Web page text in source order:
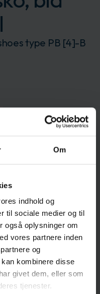
Om
indhold og
til sociale medier og til
også oplysninger om
vores partnere inden
og
kombinere disse
givet dem, eller som
tjenester.
type PB [4]-B
protection from
with
liquid-impermeable
cuffs